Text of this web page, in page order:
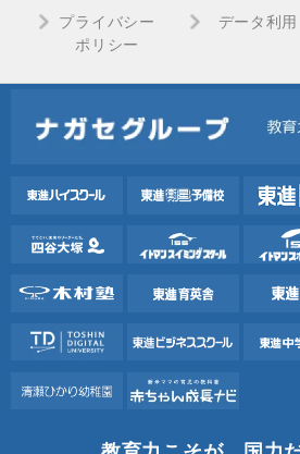
プライバシー
ポリシー
データ利用